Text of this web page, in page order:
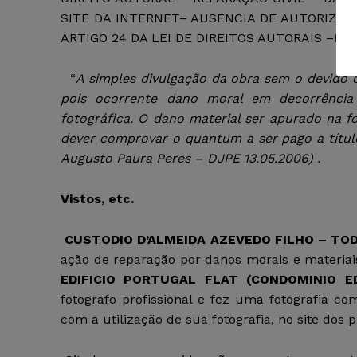
SITE DA INTERNET– AUSENCIA DE
ARTIGO 24 DA LEI DE DIREITOS AUTORAIS
“A simples divulgação da obra sem o
pois ocorrente dano moral em
fotográfica. O dano material ser apurado na
dever comprovar o quantum a ser pago a
Augusto Paura Peres – DJPE 13.05.2006) .
Vistos, etc.
CUSTODIO D’ALMEIDA AZEVEDO FILHO –
ação de reparação por danos morais e
EDIFICIO PORTUGAL FLAT (CONDOMINIO
fotografo profissional e fez uma fotografia
com a utilização de sua fotografia, no site dos